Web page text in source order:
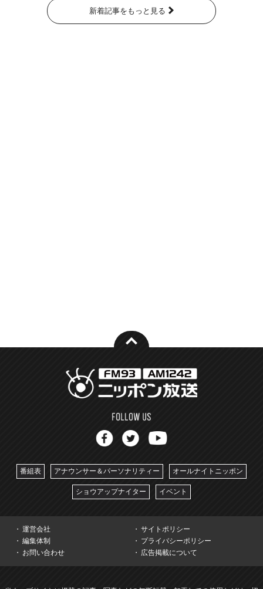
新着記事をもっと見る
番組表 アナウンサー＆パーソナリティー オールナイトニッポン
ショウアップナイター イベント
運営会社
サイトポリシー
編集体制
プライバシーポリシー
お問い合わせ
広告掲載について